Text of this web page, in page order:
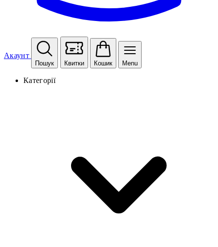
Акаунт
Пошук Квитки Кошик Menu
Категорії